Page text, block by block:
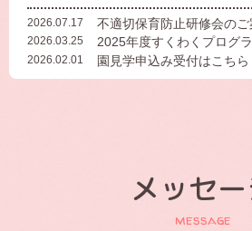
2026.07.17 不適切保育防止研修会のご
2026.03.25 2025年度すくわくプログ
2026.02.01 園見学申込み受付はこちら
メッセ
message